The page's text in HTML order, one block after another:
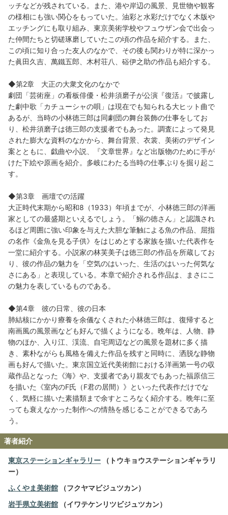
ッチなどが残されている。また、港や岸辺の風景、見世物や観客
の様相にも強い関心をもっていた。油彩と水彩だけでなく木版や
エッチングにも取り組み、東京美術学校やフュウザン会で出会っ
た仲間たちと切磋琢磨していたこの頃の作品を紹介する。また、
この頃に知り合った友人のなかで、その後も関わりが特に深かっ
た眞田久吉、萬鐵五郎、木村荘八、硲伊之助の作品も紹介する。
◆第2章 大正の大衆文化のなかで
劇団「芸術座」の看板俳優・松井須磨子が公演『復活』で披露し
た劇中歌「カチューシャの唄」は現在でも知られる大ヒット曲で
あるが、当時の小林徳三郎は同劇団の舞台装飾の仕事をしてお
り、松井須磨子は徳三郎の支援者でもあった。調査によって発見
された膨大な資料のなかから、舞台背景、衣裳、美術のデザイン
案とともに、戯曲や小説、『文章世界』など出版物のために手が
けた下絵や原画を紹介。多岐にわたる当時の仕事ぶりを掘り起こ
す。
◆第3章 画壇での活躍
大正時代末期から昭和8（1933）年頃までが、小林徳三郎の洋画
家としての最盛期といえるでしょう。「鰯の徳さん」と認識され
るほど周囲に強い印象を与えた大胆な筆触による魚の作品、屈指
の名作《金魚を見る子供》をはじめとする家族を描いた代表作を
一堂に紹介する。小説家の林芙美子は徳三郎の作品を所蔵してお
り、彼の作品の魅力を「空気のはいった、生活のはいった何気な
さにある」と表現している。本章で紹介される作品は、まさにこ
の魅力を表しているものである。
◆第4章 彼の日常、彼の日本
肺結核にかかり療養を余儀なくされた小林徳三郎は、復帰すると
南画風の風景画なども好んで描くようになる。晩年は、人物、静
物のほか、入り江、渓流、自宅周辺などの風景を題材に多く描
き、素朴ながらも風格を備えた作品を残すと同時に、洒脱な静物
画も好んで描いた。東京国立近代美術館における洋画第一号の収
蔵作品となった《海》や、支援者であり親友でもあった福原信三
を描いた《室内のF氏（F君の居間）》といった代表作だけでな
く、気軽に描いた素描類まで余すところなく紹介する。晩年に至
っても衰えなかった制作への情熱を感じることができるであろ
う。
著者紹介
東京ステーションギャラリー （トウキョウステーションギャラリ
ー）
ふくやま美術館 （フクヤマビジュツカン）
岩手県立美術館 （イワテケンリツビジュツカン）